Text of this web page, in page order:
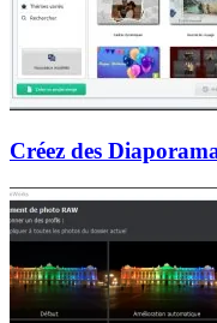
Créez des